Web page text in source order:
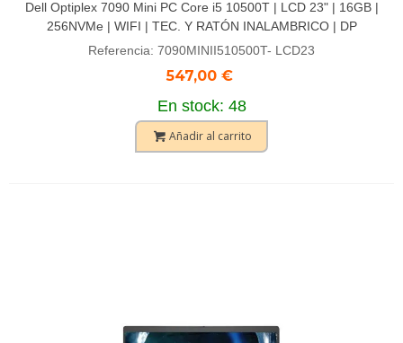
Dell Optiplex 7090 Mini PC Core i5 10500T | LCD 23" | 16GB |
256NVMe | WIFI | TEC. Y RATÓN INALAMBRICO | DP
Referencia: 7090MINII510500T- LCD23
547,00 €
En stock: 48
Añadir al carrito